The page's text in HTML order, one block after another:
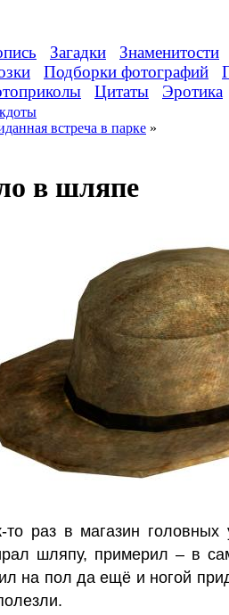
Загадки Знаменитости
Подборки фотографий
Цитаты Эротика
встреча в парке »
в шляпе
то раз в магазин
шляпу, примерил – в
на пол да ещё и ногой